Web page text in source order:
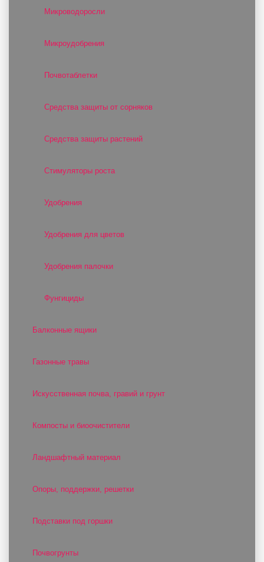
Микроводоросли
Микроудобрения
Почвотаблетки
Средства защиты от сорняков
Средства защиты растений
Стимуляторы роста
Удобрения
Удобрения для цветов
Удобрения палочки
Фунгициды
Балконные ящики
Газонные травы
Искусственная почва, гравий и грунт
Компосты и биоочистители
Ландшафтный материал
Опоры, поддержки, решетки
Подставки под горшки
Почвогрунты